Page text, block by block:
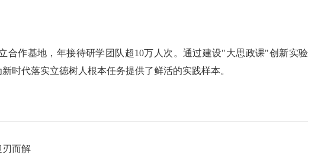
合作基地，年接待研学团队超10万人次。通过建设"大思政课"创新实验
时代落实立德树人根本任务提供了鲜活的实践样本。
刃而解